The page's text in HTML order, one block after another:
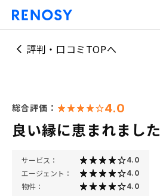
評判・口コミTOPへ
総合評価： 4.0
良い縁に恵まれました
サービス： 4.0
エージェント： 4.0
物件： 4.0